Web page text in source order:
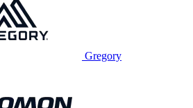
Gregory